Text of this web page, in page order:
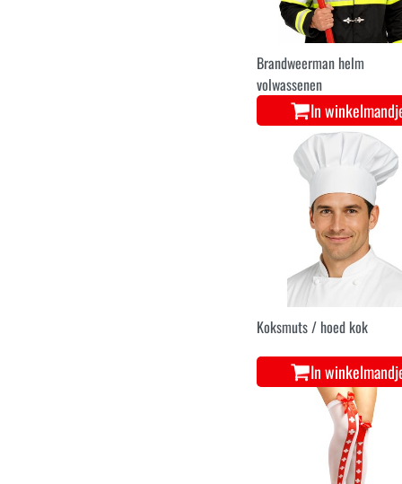
Brandweerman helm
volwassenen
In
Koksmuts / hoed kok
In